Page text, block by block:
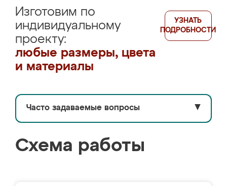
Изготовим по
индивидуальному
проекту:
любые размеры, цвета
и материалы
УЗНАТЬ
ПОДРОБНОСТИ
Часто задаваемые вопросы ▼
Схема работы